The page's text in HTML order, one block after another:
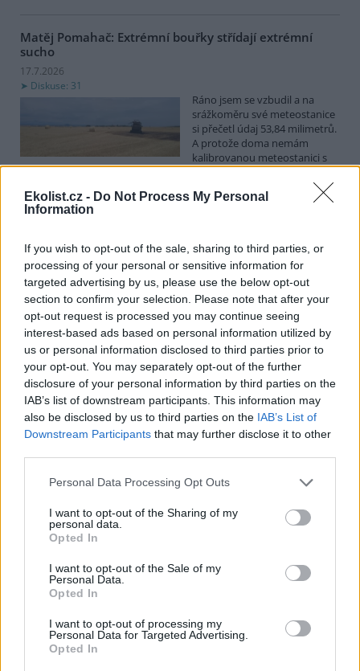
Ekolist.cz - Do Not Process My Personal
Information
If you wish to opt-out of the sale, sharing to third parties, or
processing of your personal or sensitive information for
targeted advertising by us, please use the below opt-out
section to confirm your selection. Please note that after your
opt-out request is processed you may continue seeing
interest-based ads based on personal information utilized by
us or personal information disclosed to third parties prior to
your opt-out. You may separately opt-out of the further
disclosure of your personal information by third parties on the
IAB’s list of downstream participants. This information may
also be disclosed by us to third parties on the IAB’s List of
Downstream Participants that may further disclose it to other
Personal Data Processing Opt Outs
I want to opt-out of the Sharing of my
personal data.
Opted In
I want to opt-out of the Sale of my
Personal Data.
Opted In
I want to opt-out of processing my
Personal Data for Targeted Advertising.
Opted In
Matěj Pomahač: Extrémní bouřky střídají extrémní
sucho
17.7.2026
Diskuse: 31
Ráno jsem se vzbudil a na
srážkoměru své meteostanice
si přečetl údaj 53,84 milimetrů.
A protože doma nemám
kalibrovanou meteostanici s
certifikací WMO (Světové meteorologické organizace), napsal jsem
příteli zahradníkovi Jiřímu Horákovi a současně jsem mrknul se na
údaje z měření Českého hydrometeorologického ústavu. Obě
autority to potvrdily – ČHMÚ Prahu-Radotín oficiálně uvádí 56,2
Ivan Brezina: Mamuťák kontra Stohánek: schizofrenie
Agentury ochrany přírody a krajiny ČR
Diskuse: 57
Dvě velmi podobné chráněné
přírodní lokality, dva velmi
odlišné přístupy. Chce vedení
AOPK za každou cenu vyhovět
trampům, nebo se jen vyvinit
ze zásadního selhání?
Spolky: Otevřený dopis ve věci výstavby zpevněné
neodkladné zastavení prací
Diskuse: 13
dnech proměnila ve
staveniště: bagry, nakladač,
Jakub Hruška: Co a proč se v roce 2011 stalo na Ptačím